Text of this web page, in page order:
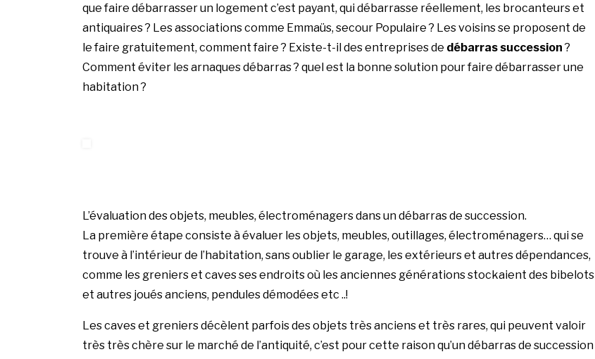
que faire débarrasser un logement c’est payant, qui débarrasse réellement, les brocanteurs et
antiquaires ? Les associations comme Emmaüs, secour Populaire ? Les voisins se proposent de
le faire gratuitement, comment faire ? Existe-t-il des entreprises de débarras succession?
Comment éviter les arnaques débarras ? quel est la bonne solution pour faire débarrasser une
habitation ?
L’évaluation des objets, meubles, électroménagers dans un débarras de succession.
La première étape consiste à évaluer les objets, meubles, outillages, électroménagers… qui se
trouve à l’intérieur de l’habitation, sans oublier le garage, les extérieurs et autres dépendances,
comme les greniers et caves ses endroits où les anciennes générations stockaient des bibelots
et autres joués anciens, pendules démodées etc ..!
Les caves et greniers décèlent parfois des objets très anciens et très rares, qui peuvent valoir
très très chère sur le marché de l’antiquité, c’est pour cette raison qu’un débarras de succession